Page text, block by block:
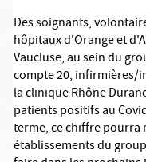
Des soignants,
hôpitaux d'Orange et
Vaucluse, au sein du
compte 20, infirmières/
la clinique Rhône
patients positifs au
terme, ce chiffre pourra
établissements du